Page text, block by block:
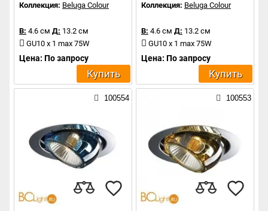
Коллекция: Beluga Colour
В: 4.6 см Д: 13.2 см
GU10 x 1 max 75W
Цена: По запросу
Купить
Коллекция: Beluga Colour
В: 4.6 см Д: 13.2 см
GU10 x 1 max 75W
Цена: По запросу
Купить
100554 100553